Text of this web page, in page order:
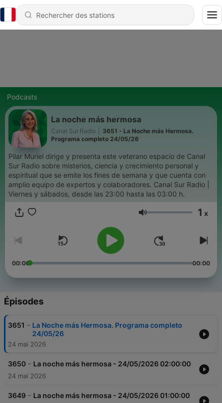
Podcasts
La noche más hermosa
Canal Sur Radio
3651 - La Noche más Hermosa.
Programa completo 24/05/26
Pilar Muriel dirige y presenta este veterano espacio de Canal
Sur Radio sobre misterios, ciencia y crecimiento personal y
espiritual que se emite los fines de semana y que cuenta con
amplio equipo de expertos y colaboradores. Canal Sur Radio |
Viernes y sábados, desde las 23:00 hasta las 03:00 h.
Volume 1 x
00:00 00:00
Épisodes
3651 - La Noche más Hermosa. Programa completo
24/05/26
24 mai 2026
3650 - La noche más hermosa - 24/05/2026 02:00:00
24 mai 2026
3649 - La noche más hermosa - 24/05/2026 01:00:00